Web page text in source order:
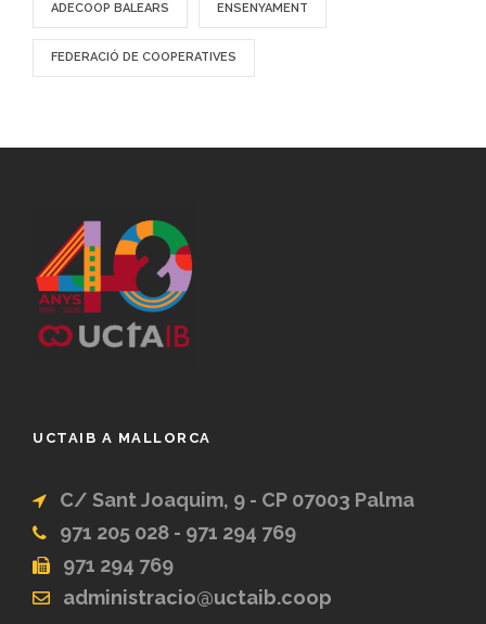
ADECOOP BALEARS ENSENYAMENT
FEDERACIÓ DE COOPERATIVES
UCTAIB A MALLORCA
C/ Sant Joaquim, 9 - CP 07003 Palma
971 205 028 - 971 294 769
971 294 769
administracio@uctaib.coop